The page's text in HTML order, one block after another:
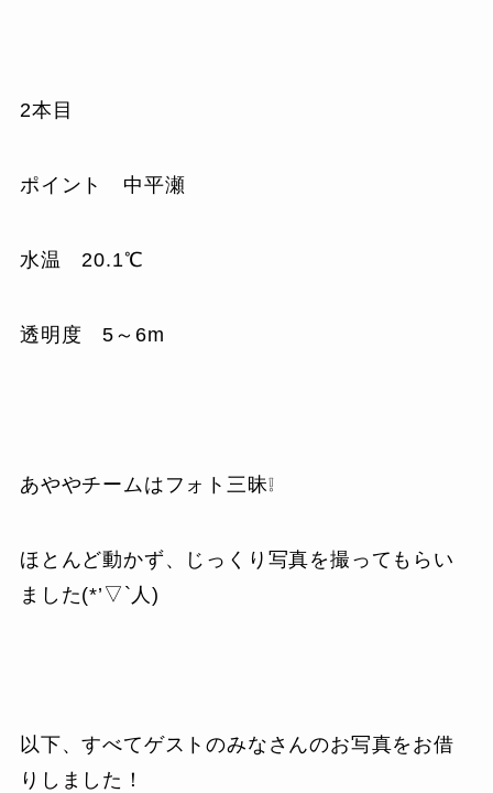
2本目
ポイント 中平瀬
水温 20.1℃
透明度 5～6m
あややチームはフォト三昧❕
ほとんど動かず、じっくり写真を撮ってもらい
ました(*’▽`人)
以下、すべてゲストのみなさんのお写真をお借
りしました！